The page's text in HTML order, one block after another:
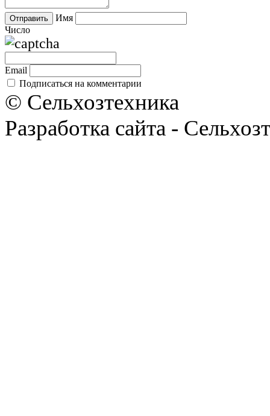
Имя
Число
Email
Подписаться на комментарии
© Сельхозтехника
Разработка сайта -